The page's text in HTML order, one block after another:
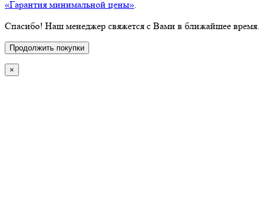
«Гарантия минимальной цены».
Спасибо! Наш менеджер свяжется с Вами в ближайшее время.
Продолжить покупки
×